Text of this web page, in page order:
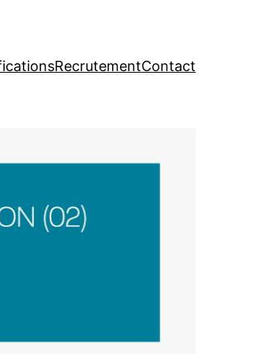
RecrutementContact